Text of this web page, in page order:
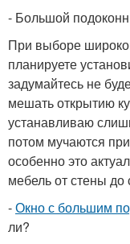
- Большой
При выборе
планируете
задумайтесь не
мешать открытию
устанавливаю
потом мучаются
особенно это
мебель от стены до
-Окно с большим
ли?